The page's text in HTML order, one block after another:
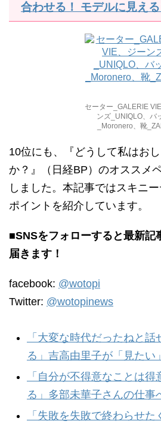
合わせる！ モデルに見え
セーター_GALERIE
ンズ_UNIQLO、バ
_Moronero、靴
10位にも、『どうして私はお
か？』（日経BP）のオススメ
しました。本記事ではスキニ
ポイントを紹介しています。
■SNSをフォローすると最新記
届きます！
facebook: @wotopi
Twitter: @wotopinews
「大変な時代だったねと
る」吉高由里子が「見たい
「自分が不得意なことは
る」多部未華子さんの仕事
「失敗を失敗で終わらせ